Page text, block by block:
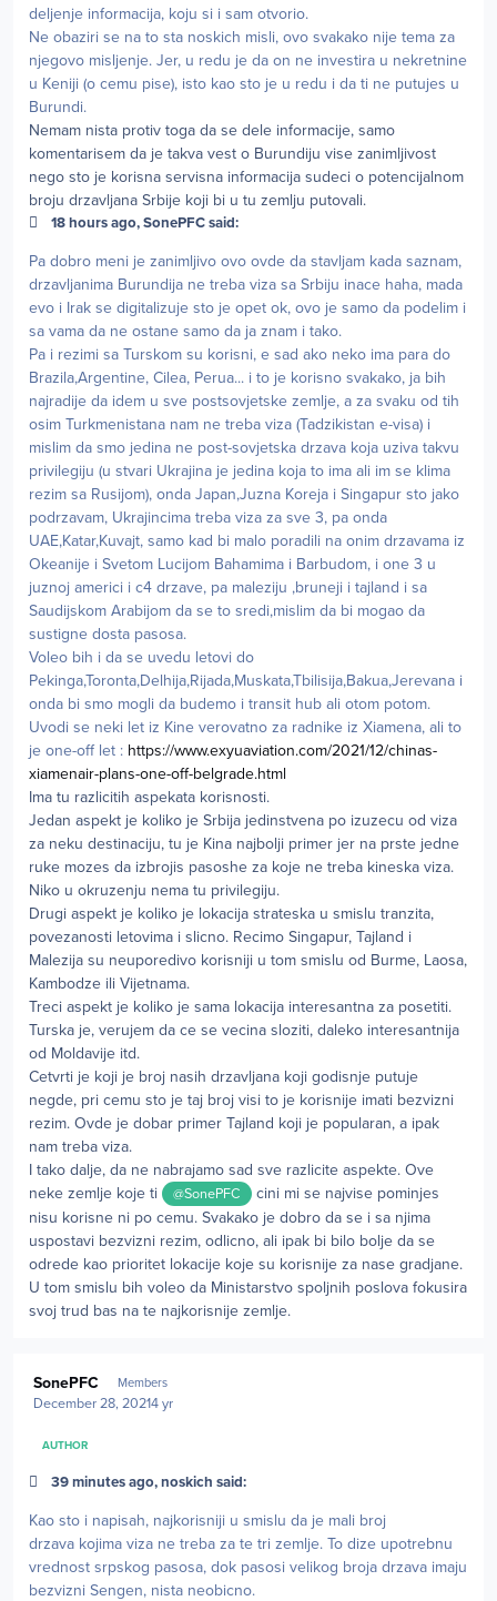
deljenje informacija, koju si i sam otvorio.
Ne obaziri se na to sta noskich misli, ovo svakako nije tema za
njegovo misljenje. Jer, u redu je da on ne investira u nekretnine
u Keniji (o cemu pise), isto kao sto je u redu i da ti ne putujes u
Burundi.
Nemam nista protiv toga da se dele informacije, samo
komentarisem da je takva vest o Burundiju vise zanimljivost
nego sto je korisna servisna informacija sudeci o potencijalnom
broju drzavljana Srbije koji bi u tu zemlju putovali.
18 hours ago, SonePFC said:
Pa dobro meni je zanimljivo ovo ovde da stavljam kada saznam,
drzavljanima Burundija ne treba viza sa Srbiju inace haha, mada
evo i Irak se digitalizuje sto je opet ok, ovo je samo da podelim i
sa vama da ne ostane samo da ja znam i tako.
Pa i rezimi sa Turskom su korisni, e sad ako neko ima para do
Brazila,Argentine, Cilea, Perua... i to je korisno svakako, ja bih
najradije da idem u sve postsovjetske zemlje, a za svaku od tih
osim Turkmenistana nam ne treba viza (Tadzikistan e-visa) i
mislim da smo jedina ne post-sovjetska drzava koja uziva takvu
privilegiju (u stvari Ukrajina je jedina koja to ima ali im se klima
rezim sa Rusijom), onda Japan,Juzna Koreja i Singapur sto jako
podrzavam, Ukrajincima treba viza za sve 3, pa onda
UAE,Katar,Kuvajt, samo kad bi malo poradili na onim drzavama iz
Okeanije i Svetom Lucijom Bahamima i Barbudom, i one 3 u
juznoj americi i c4 drzave, pa maleziju ,bruneji i tajland i sa
Saudijskom Arabijom da se to sredi,mislim da bi mogao da
sustigne dosta pasosa.
Voleo bih i da se uvedu letovi do
Pekinga,Toronta,Delhija,Rijada,Muskata,Tbilisija,Bakua,Jerevana i
onda bi smo mogli da budemo i transit hub ali otom potom.
Uvodi se neki let iz Kine verovatno za radnike iz Xiamena, ali to
je one-off let : https://www.exyuaviation.com/2021/12/chinas-
xiamenair-plans-one-off-belgrade.html
Ima tu razlicitih aspekata korisnosti.
Jedan aspekt je koliko je Srbija jedinstvena po izuzecu od viza
za neku destinaciju, tu je Kina najbolji primer jer na prste jedne
ruke mozes da izbrojis pasoshe za koje ne treba kineska viza.
Niko u okruzenju nema tu privilegiju.
Drugi aspekt je koliko je lokacija strateska u smislu tranzita,
povezanosti letovima i slicno. Recimo Singapur, Tajland i
Malezija su neuporedivo korisniji u tom smislu od Burme, Laosa,
Kambodze ili Vijetnama.
Treci aspekt je koliko je sama lokacija interesantna za posetiti.
Turska je, verujem da ce se vecina sloziti, daleko interesantnija
od Moldavije itd.
Cetvrti je koji je broj nasih drzavljana koji godisnje putuje
negde, pri cemu sto je taj broj visi to je korisnije imati bezvizni
rezim. Ovde je dobar primer Tajland koji je popularan, a ipak
nam treba viza.
I tako dalje, da ne nabrajamo sad sve razlicite aspekte. Ove
neke zemlje koje ti
@SonePFC
cini mi se najvise pominjes
nisu korisne ni po cemu. Svakako je dobro da se i sa njima
uspostavi bezvizni rezim, odlicno, ali ipak bi bilo bolje da se
odrede kao prioritet lokacije koje su korisnije za nase gradjane.
U tom smislu bih voleo da Ministarstvo spoljnih poslova fokusira
svoj trud bas na te najkorisnije zemlje.
SonePFC Members
December 28, 20214 yr
AUTHOR
39 minutes ago, noskich said:
Kao sto i napisah, najkorisniji u smislu da je mali broj
drzava kojima viza ne treba za te tri zemlje. To dize upotrebnu
vrednost srpskog pasosa, dok pasosi velikog broja drzava imaju
bezvizni Sengen, nista neobicno.